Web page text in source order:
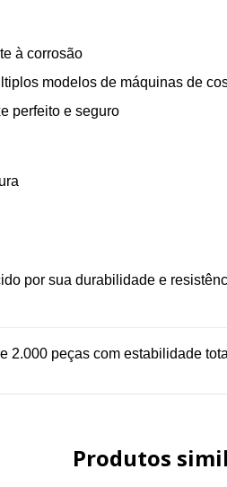
à corrosão
modelos de máquinas de
perfeito e seguro
por sua durabilidade e
2.000 peças com estabilidade
Produtos